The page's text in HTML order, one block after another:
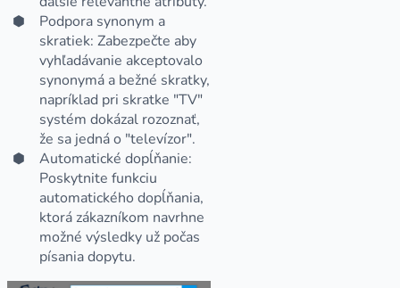
Podpora synonym a
skratiek: Zabezpečte aby
vyhľadávanie akceptovalo
synonymá a bežné skratky,
napríklad pri skratke "TV"
systém dokázal rozoznať,
že sa jedná o "televízor".
Automatické dopĺňanie:
Poskytnite funkciu
automatického dopĺňania,
ktorá zákazníkom navrhne
možné výsledky už počas
písania dopytu.